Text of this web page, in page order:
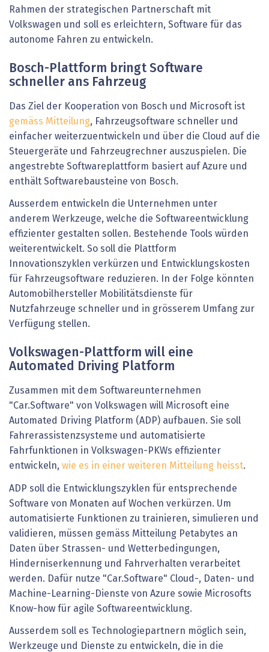
Rahmen der strategischen Partnerschaft mit
Volkswagen und soll es erleichtern, Software für das
autonome Fahren zu entwickeln.
Bosch-Plattform bringt Software
schneller ans Fahrzeug
Das Ziel der Kooperation von Bosch und Microsoft ist
gemäss Mitteilung, Fahrzeugsoftware schneller und
einfacher weiterzuentwickeln und über die Cloud auf die
Steuergeräte und Fahrzeugrechner auszuspielen. Die
angestrebte Softwareplattform basiert auf Azure und
enthält Softwarebausteine von Bosch.
Ausserdem entwickeln die Unternehmen unter
anderem Werkzeuge, welche die Softwareentwicklung
effizienter gestalten sollen. Bestehende Tools würden
weiterentwickelt. So soll die Plattform
Innovationszyklen verkürzen und Entwicklungskosten
für Fahrzeugsoftware reduzieren. In der Folge könnten
Automobilhersteller Mobilitätsdienste für
Nutzfahrzeuge schneller und in grösserem Umfang zur
Verfügung stellen.
Volkswagen-Plattform will eine
Automated Driving Platform
Zusammen mit dem Softwareunternehmen
"Car.Software" von Volkswagen will Microsoft eine
Automated Driving Platform (ADP) aufbauen. Sie soll
Fahrerassistenzsysteme und automatisierte
Fahrfunktionen in Volkswagen-PKWs effizienter
entwickeln, wie es in einer weiteren Mitteilung heisst.
ADP soll die Entwicklungszyklen für entsprechende
Software von Monaten auf Wochen verkürzen. Um
automatisierte Funktionen zu trainieren, simulieren und
validieren, müssen gemäss Mitteilung Petabytes an
Daten über Strassen- und Wetterbedingungen,
Hinderniserkennung und Fahrverhalten verarbeitet
werden. Dafür nutze "Car.Software" Cloud-, Daten- und
Machine-Learning-Dienste von Azure sowie Microsofts
Know-how für agile Softwareentwicklung.
Ausserdem soll es Technologiepartnern möglich sein,
Werkzeuge und Dienste zu entwickeln, die in die